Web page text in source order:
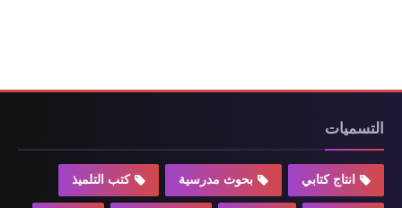
التسميات
انتاج كتابي بحوث مدرسية كتب التلميذ